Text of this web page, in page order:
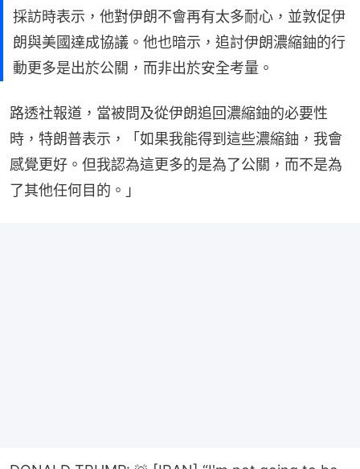
採訪時表示，他對伊朗不會再有太多耐心，並敦促伊
朗與美國達成協議。他也暗示，追討伊朗濃縮鈾的行
動更多是出於公關，而非出於安全考量。
路透社報道，當被問及從伊朗追回濃縮鈾的必要性
時，特朗普表示，「如果我能得到這些濃縮鈾，我會
感覺更好。但我認為這更多的是為了公關，而不是為
了其他任何目的。」